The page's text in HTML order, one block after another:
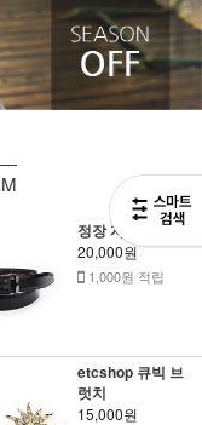
정장 자동 벨트
20,000원
1,000원 적립
etcshop 큐빅 브
럿치
15,000원